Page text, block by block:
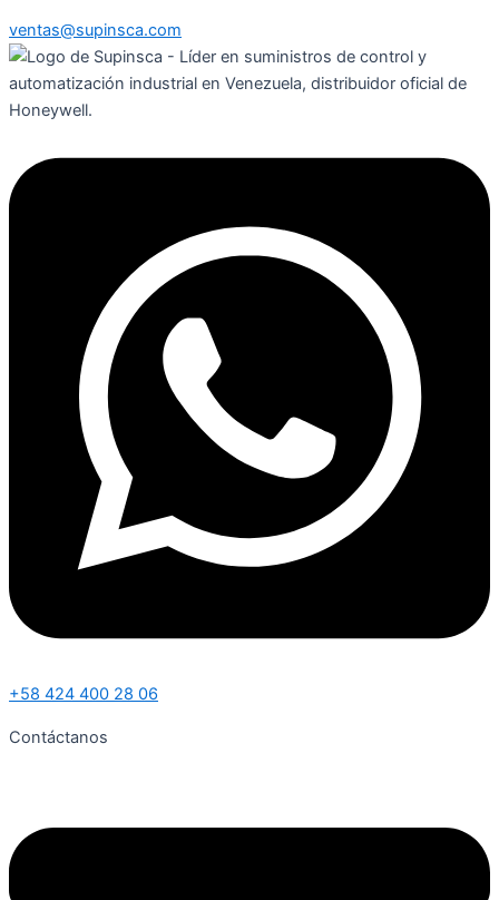
ventas@supinsca.com
+58 424 400 28 06
Contáctanos